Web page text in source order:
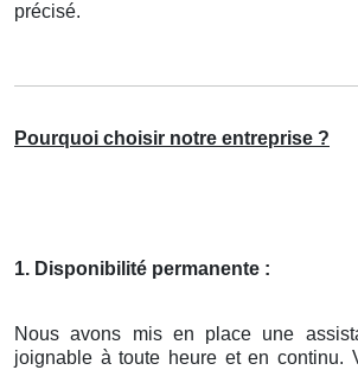
précisé.
Pourquoi choisir notre entreprise ?
1. Disponibilité permanente :
Nous avons mis en place une
joignable à toute heure et en continu.